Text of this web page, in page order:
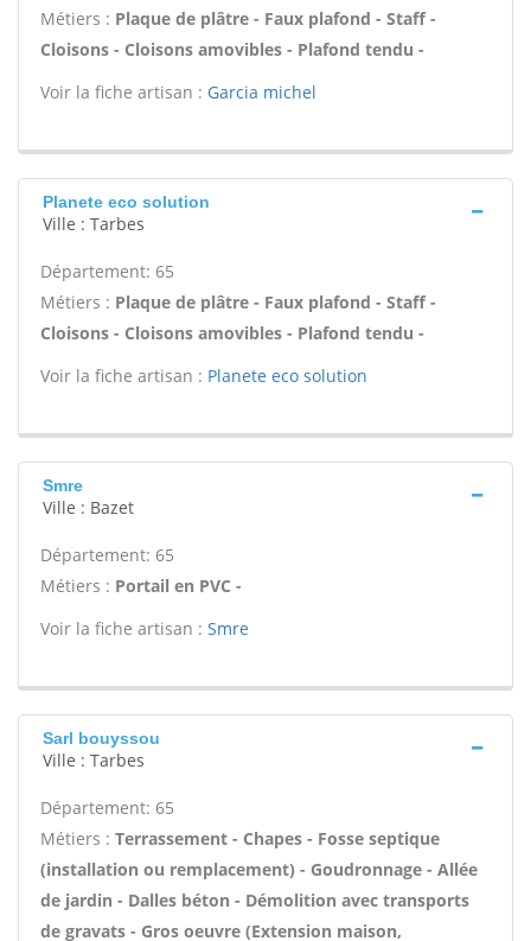
Métiers : Plaque de plâtre - Faux plafond - Staff -
Cloisons - Cloisons amovibles - Plafond tendu -
Voir la fiche artisan : Garcia michel
Planete eco solution
Ville : Tarbes
Département: 65
Métiers : Plaque de plâtre - Faux plafond - Staff -
Cloisons - Cloisons amovibles - Plafond tendu -
Voir la fiche artisan : Planete eco solution
Smre
Ville : Bazet
Département: 65
Métiers : Portail en PVC -
Voir la fiche artisan : Smre
Sarl bouyssou
Ville : Tarbes
Département: 65
Métiers : Terrassement - Chapes - Fosse septique
(installation ou remplacement) - Goudronnage - Allée
de jardin - Dalles béton - Démolition avec transports
de gravats - Gros oeuvre (Extension maison,